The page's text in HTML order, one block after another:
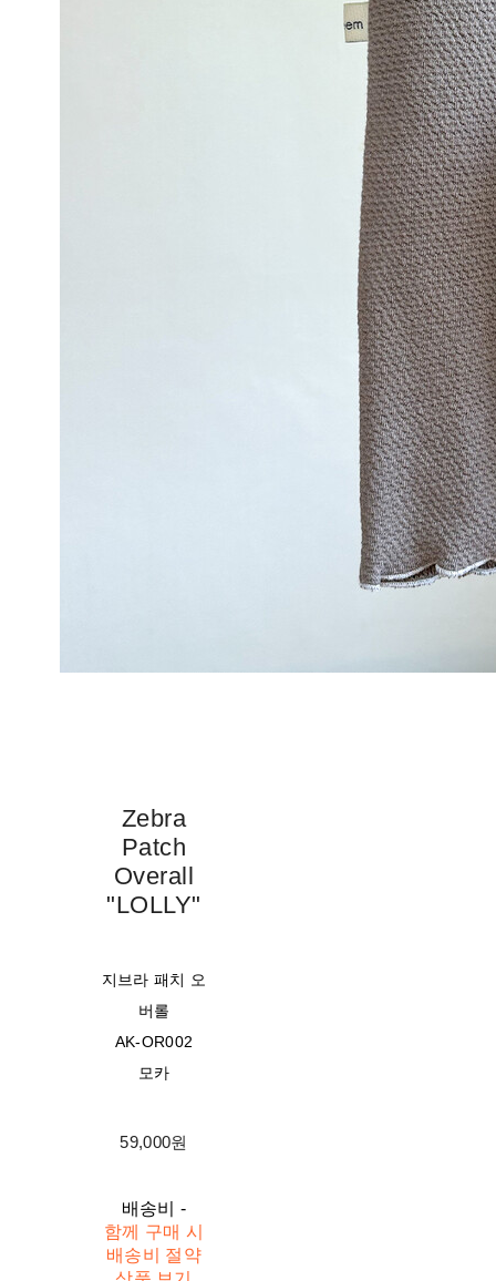
Zebra
Patch
Overall
"LOLLY"
지브라 패치 오
버롤
AK-OR002
모카
59,000원
배송비 -
함께 구매 시
배송비 절약